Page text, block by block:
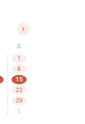
土
1
8
15
22
29
5